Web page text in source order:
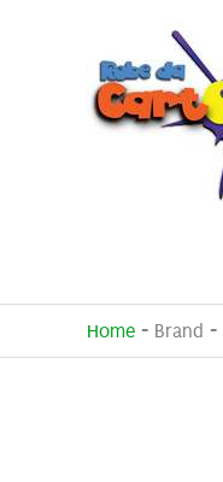
Home - Brand -